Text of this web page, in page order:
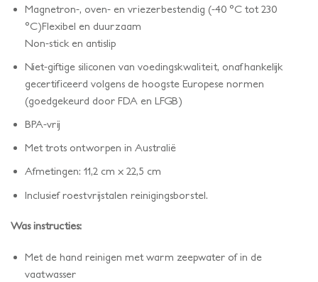
Magnetron-, oven- en vriezerbestendig (-40 °C tot 230
°C)Flexibel en duurzaam
Non-stick en antislip
Niet-giftige siliconen van voedingskwaliteit, onafhankelijk
gecertificeerd volgens de hoogste Europese normen
(goedgekeurd door FDA en LFGB)
BPA-vrij
Met trots ontworpen in Australië
Afmetingen: 11,2 cm x 22,5 cm
Inclusief roestvrijstalen reinigingsborstel.
Was instructies:
Met de hand reinigen met warm zeepwater of in de
vaatwasser